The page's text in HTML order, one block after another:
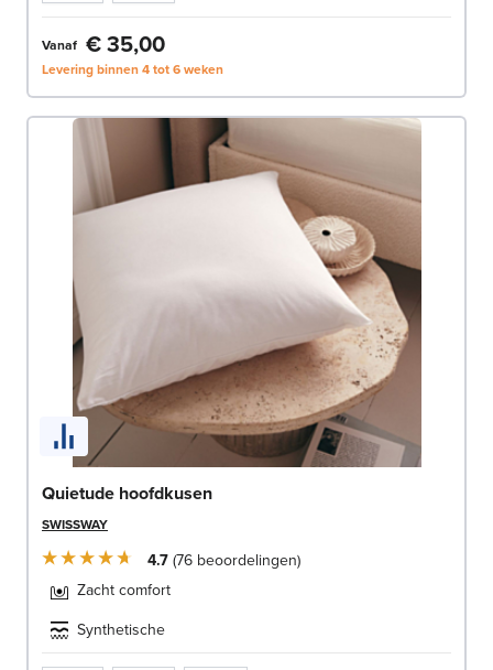
Vanaf € 35,00
Levering binnen 4 tot 6 weken
Quietude hoofdkusen
SWISSWAY
4.7 76 beoordelingen
Zacht comfort
Synthetische